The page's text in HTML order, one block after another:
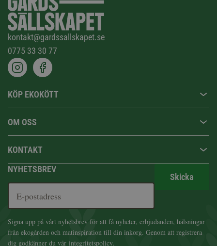
kontakt@gardssallskapet.se
0775 33 30 77
KÖP EKOKÖTT
OM OSS
KONTAKT
NYHETSBREV
Skicka
Signa upp på vårt nyhetsbrev för att få nyheter, erbjudanden, hälsningar
från ekogården och matinspiration till din inkorg. Genom att registrera
dig godkänner du vår integritetspolicy.